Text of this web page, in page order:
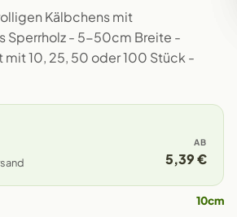
Kälbchens mit
Sperrholz - 5-50cm Breite -
mit 10, 25, 50 oder 100 Stück -
AB
5,39 €
10cm